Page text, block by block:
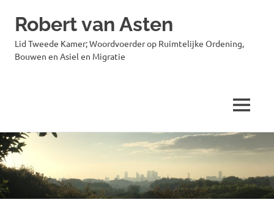
Ga
naar
de
inhoud
Robert van Asten
Lid Tweede Kamer; Woordvoerder op Ruimtelijke Ordening,
Bouwen en Asiel en Migratie
MENU